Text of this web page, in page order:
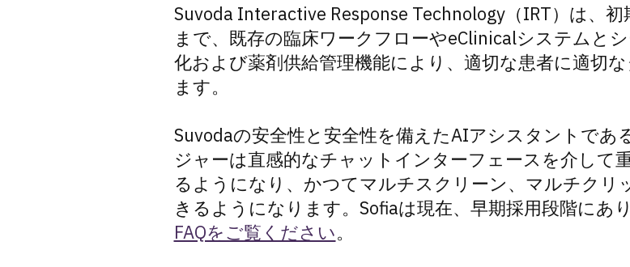
Suvoda Interactive Response Technology（IRT）は、
まで、既存の臨床ワークフローやeClinicalシステムと
化および薬剤供給管理機能により、適切な患者に適切
ます。
Suvodaの安全性と安全性を備えたAIアシスタントであ
ジャーは直感的なチャットインターフェースを介して
るようになり、かつてマルチスクリーン、マルチクリ
きるようになります。Sofiaは現在、早期採用段階にあ
FAQをご覧ください。